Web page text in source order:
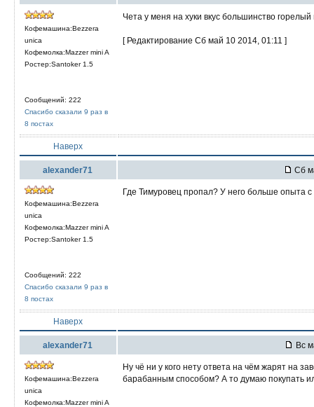
Кофемашина:Bezzera
unica
Кофемолка:Mazzer mini A
Ростер:Santoker 1.5
Сообщений: 222
Спасибо сказали 9 раз в
8 постах
Чета у меня на хуки вкус большинство
[ Редактирование Сб май 10 2014, 01:11 ]
Наверх
alexander71 Сб
Кофемашина:Bezzera
unica
Кофемолка:Mazzer mini A
Ростер:Santoker 1.5
Сообщений: 222
Спасибо сказали 9 раз в
8 постах
Где Тимуровец пропал? У него больше опыта с
Наверх
alexander71 Вс
Кофемашина:Bezzera
unica
Кофемолка:Mazzer mini A
Ну чё ни у кого нету ответа на чём жарят на
барабанным способом? А то думаю покупать